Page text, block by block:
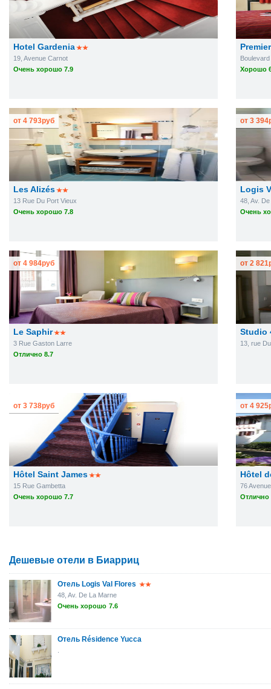
Hotel Gardenia
19, Avenue Carnot
Очень хорошо 7.9
Хорошо
Les Alizés
13 Rue Du Port Vieux
Очень хорошо 7.8
от 4 793руб
Logis
48, Av.
Очень
от 3 394
Le Saphir
3 Rue Gaston Larre
Отлично 8.7
от 4 984руб
Studio
13, rue
от 2 821
Hôtel Saint James
15 Rue Gambetta
Очень хорошо 7.7
от 3 738руб
Hôtel
76
Отлично
от 4 925
Дешевые отели в Биарриц
Отель Logis Val Flores
48, Av. De La Marne
Очень хорошо 7.6
Отель Résidence Yucca